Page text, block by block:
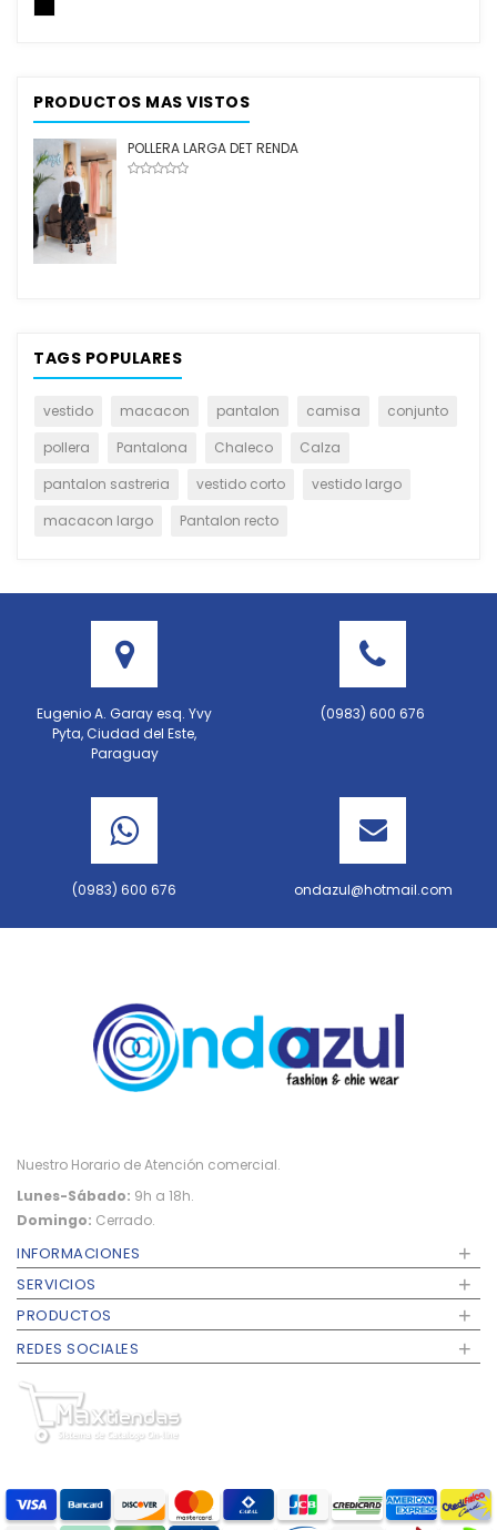
PRODUCTOS MAS VISTOS
POLLERA LARGA DET RENDA
TAGS POPULARES
vestido macacon pantalon camisa
conjunto
pollera
Pantalona Chaleco
Calza
pantalon sastreria
vestido corto
vestido largo
macacon largo
Pantalon recto
Eugenio A. Garay esq. Yvy
Pyta, Ciudad del Este,
Paraguay
(0983) 600 676
(0983) 600 676 ondazul@hotmail.com
Nuestro Horario de Atención comercial.
Lunes-Sábado: 9h a 18h.
Domingo: Cerrado.
INFORMACIONES +
SERVICIOS +
PRODUCTOS +
REDES SOCIALES +